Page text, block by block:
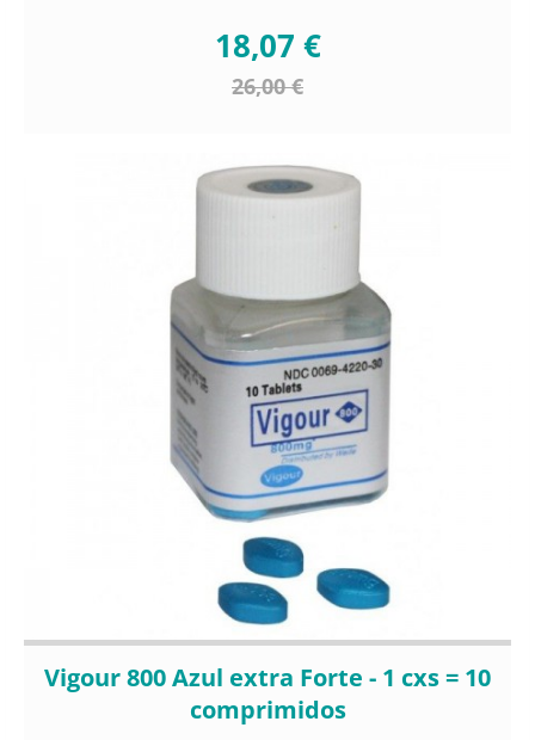
18,07 €
26,00 €
Vigour 800 Azul extra Forte - 1 cxs = 10
comprimidos